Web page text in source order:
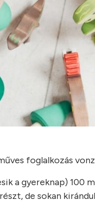
foglalkozás
a gyereknap) 100
de sokan